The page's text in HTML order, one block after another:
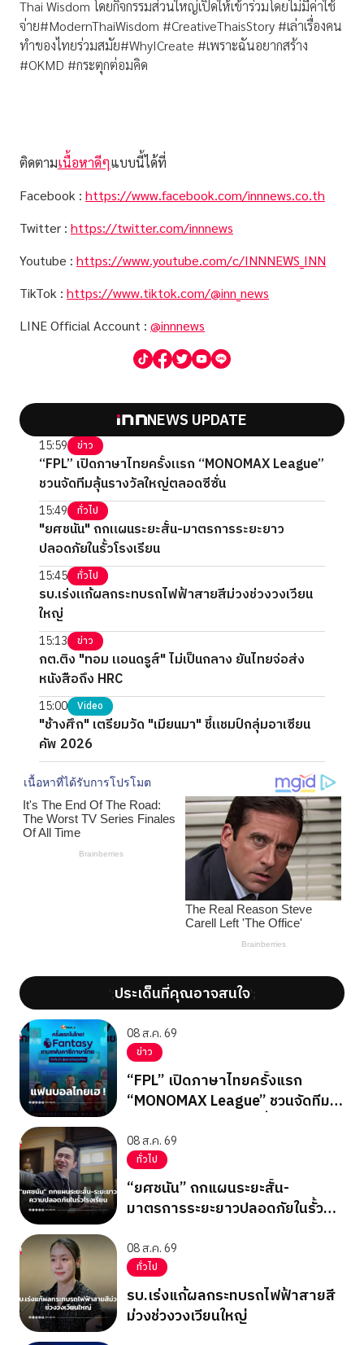
Thai Wisdom โดยกิจกรรมส่วนใหญ่เปิดให้เข้าร่วมโดยไม่มีค่าใช้
จ่าย#ModernThaiWisdom #CreativeThaisStory #เล่าเรื่องคน
ทำของไทยร่วมสมัย#WhyICreate #เพราะฉันอยากสร้าง
#OKMD #กระตุกต่อมคิด
ติดตามเนื้อหาดีๆแบบนี้ได้ที่
Facebook : https://www.facebook.com/innnews.co.th
Twitter : https://twitter.com/innnews
Youtube : https://www.youtube.com/c/INNNEWS_INN
TikTok : https://www.tiktok.com/@inn_news
LINE Official Account : @innnews
NEWS UPDATE
15:59 ข่าว
“FPL” เปิดภาษาไทยครั้งแรก “MONOMAX League”
ชวนจัดทีมลุ้นรางวัลใหญ่ตลอดซีซั่น
15:49 ทั่วไป
"ยศชนัน" ถกแผนระยะสั้น-มาตรการระยะยาว
ปลอดภัยในรั้วโรงเรียน
15:45 ทั่วไป
รบ.เร่งแก้ผลกระทบรถไฟฟ้าสายสีม่วงช่วงวงเวียน
ใหญ่
15:13 ข่าว
กต.ติง "ทอม แอนดรูส์" ไม่เป็นกลาง ยันไทยจ่อส่ง
หนังสือถึง HRC
15:00 Video
"ช้างศึก" เตรียมวัด "เมียนมา" ชี้แชมป์กลุ่มอาเซียน
คัพ 2026
';ประเด็นที่คุณอาจสนใจ';
08 ส.ค. 69
ข่าว
“FPL” เปิดภาษาไทยครั้งแรก
“MONOMAX League” ชวนจัดทีม
08 ส.ค. 69
ทั่วไป
“ยศชนัน” ถกแผนระยะสั้น-
มาตรการระยะยาวปลอดภัยในรั้ว
08 ส.ค. 69
ทั่วไป
รบ.เร่งแก้ผลกระทบรถไฟฟ้าสายสี
ม่วงช่วงวงเวียนใหญ่